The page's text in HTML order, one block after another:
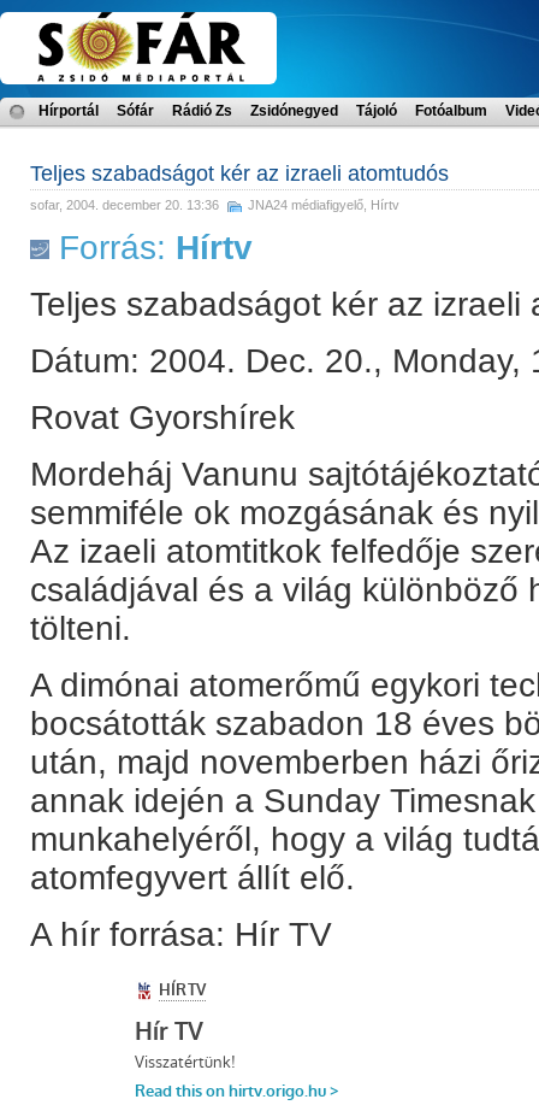
Hírportál Sófár Rádió Zs Zsidónegyed Tájoló Fotóalbum
Teljes szabadságot kér az izraeli atomtudós
sofar, 2004. december 20. 13:36 JNA24 médiafigyelő Hírtv
Forrás: Hírtv
Teljes szabadságot kér az izraeli
Dátum: 2004. Dec. 20., Monday,
Rovat Gyorshírek
Mordeháj Vanunu
semmiféle ok mozgásának és
Az izaeli atomtitkok felfedője
családjával és a világ különböző
tölteni.
A dimónai atomerőmű egykori
bocsátották szabadon 18 éves
után, majd novemberben házi
annak idején a Sunday
munkahelyéről, hogy a világ
atomfegyvert állít elő.
A hír forrása: Hír TV